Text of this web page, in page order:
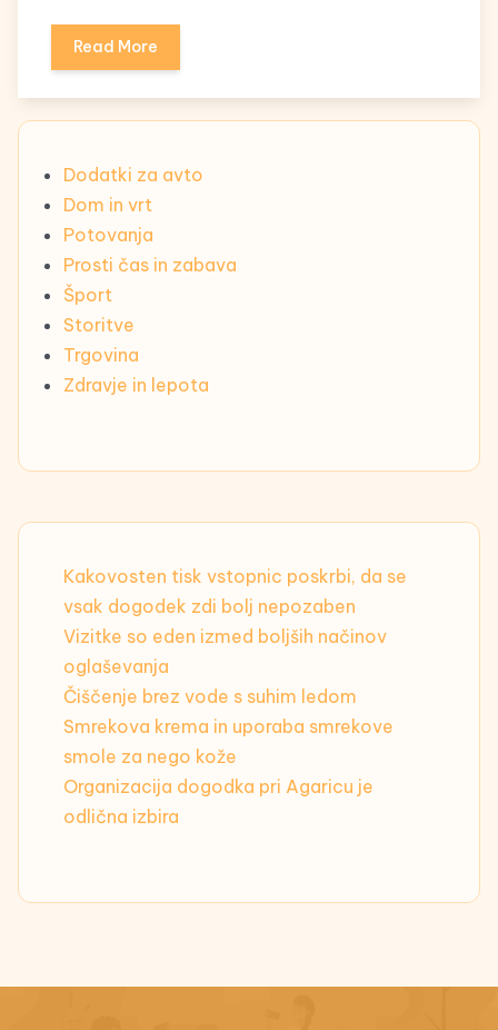
Read More
Dodatki za avto
Dom in vrt
Potovanja
Prosti čas in zabava
Šport
Storitve
Trgovina
Zdravje in lepota
Kakovosten tisk vstopnic poskrbi, da se
vsak dogodek zdi bolj nepozaben
Vizitke so eden izmed boljših načinov
oglaševanja
Čiščenje brez vode s suhim ledom
Smrekova krema in uporaba smrekove
smole za nego kože
Organizacija dogodka pri Agaricu je
odlična izbira